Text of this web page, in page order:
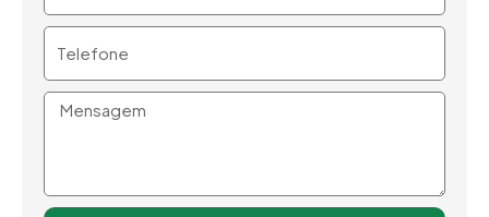
Mensagem